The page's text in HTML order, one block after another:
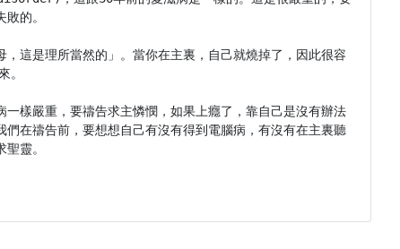
的。
這是理所當然的」。當你在主裏，自己就燒掉了，因此很容
。
樣嚴重，要禱告求主憐憫，如果上癮了，靠自己是沒有辦法
在禱告前，要想想自己有沒有得到電腦病，有沒有在主裏聽
靈。